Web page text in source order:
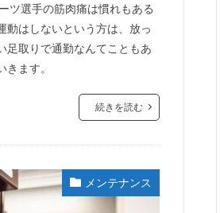
ツ選手の筋肉痛は慣れもある
動はしないという方は、放っ
足取りで通勤なんてこともあ
ます。
続きを読む
メンテナンス